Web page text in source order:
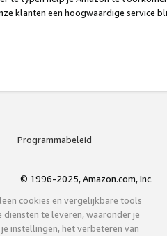
klanten een hoogwaardige service
Programmabeleid
© 1996-2025, Amazon.com, Inc.
cookies en vergelijkbare tools
te leveren, waaronder je
instellingen, het verbeteren van